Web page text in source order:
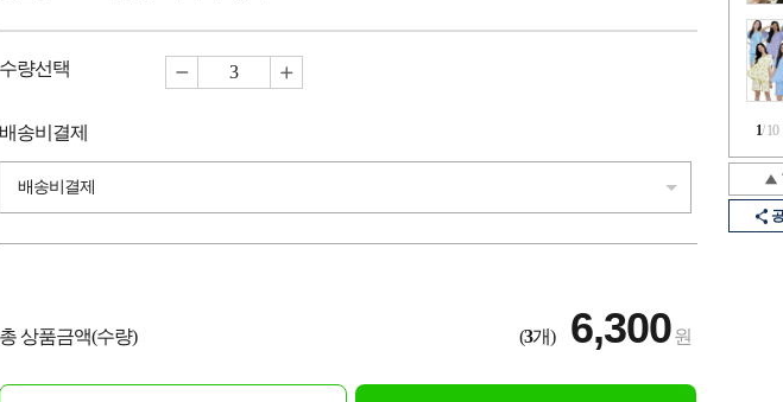
1/10
수량선택
배송비결제
배송비결제
총 상품금액(수량) (3개) 6,300원